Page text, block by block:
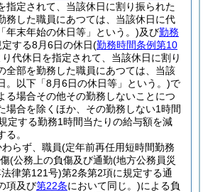
指定されて、当該休日に割り振られた
務した職員にあつては、当該休日に代
年末年始の休日等」という。)及び勤務
定する8月6日の休日(勤務時間条例第10
代休日を指定されて、当該休日に割り
全部を勤務した職員にあつては、当該
。以下「8月6日の休日等」という。)で
る場合その他その勤務しないことにつ
場合を除くほか、その勤務しない1時間
定する勤務1時間当たりの給与額を減
。
らず、職員(定年前再任用短時間勤務
(公務上の負傷及び通勤(地方公務員災
律第121号)第2条第2項に規定する通
項及び第22条において同じ。)による負